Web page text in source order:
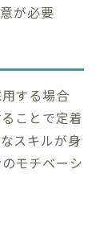
が必要
する場合
ことで定着
スキルが身
モチベーシ